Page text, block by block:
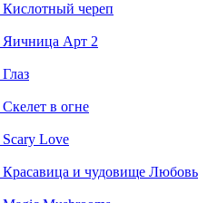
Кислотный череп
Яичница Арт 2
Глаз
Скелет в огне
Scary Love
Красавица и чудовище Любовь